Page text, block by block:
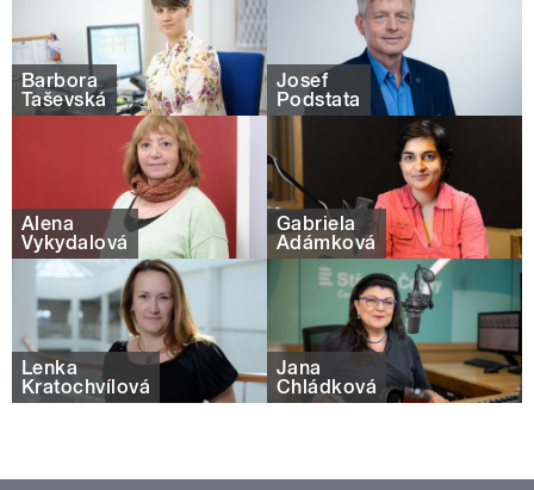
Barbora
Taševská
Josef
Podstata
Alena
Vykydalová
Gabriela
Adámková
Lenka
Kratochvílová
Jana
Chládková